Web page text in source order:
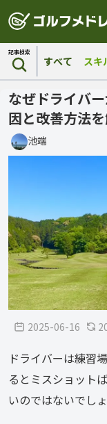
記事検索
すべて スキ
なぜドライバ
因と改善方法を
池端
2025-06-16
ドライバーは練習
るとミスショット
いのではないでしょ